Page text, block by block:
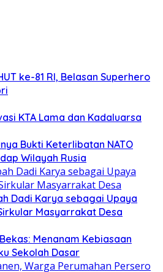
ke-81 RI, Belasan Superhero
KTA Lama dan Kadaluarsa
Bukti Keterlibatan NATO
Wilayah Rusia
Dadi Karya sebagai Upaya
Masyarrakat Desa
Menanam Kebiasaan
Sekolah Dasar